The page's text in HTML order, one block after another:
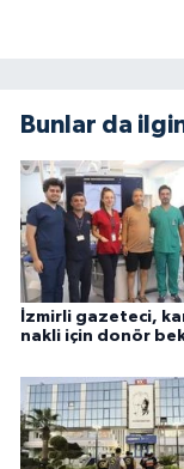
Bunlar da
İzmirli gazeteci,
nakli için donör